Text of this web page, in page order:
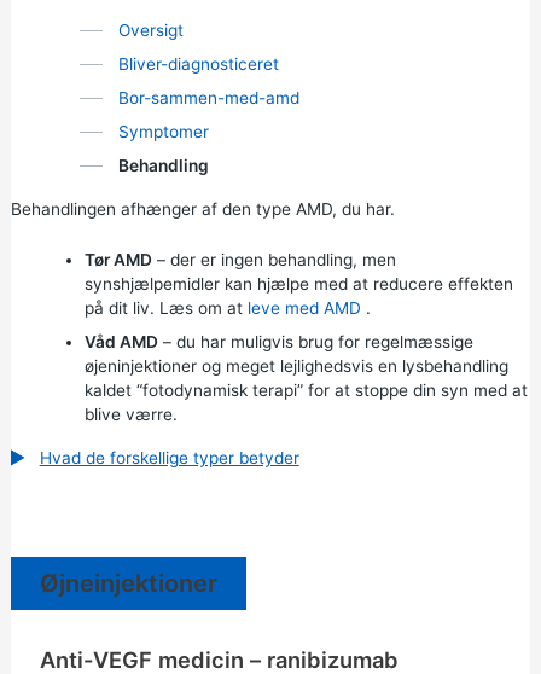
Oversigt
Bliver-diagnosticeret
Bor-sammen-med-amd
Symptomer
Behandling
Behandlingen afhænger af den type AMD, du har.
Tør AMD – der er ingen behandling, men
synshjælpemidler kan hjælpe med at reducere effekten
på dit liv. Læs om at leve med AMD .
Våd AMD – du har muligvis brug for regelmæssige
øjeninjektioner og meget lejlighedsvis en lysbehandling
kaldet “fotodynamisk terapi” for at stoppe din syn med at
blive værre.
Hvad de forskellige typer betyder
Øjneinjektioner
Anti-VEGF medicin – ranibizumab